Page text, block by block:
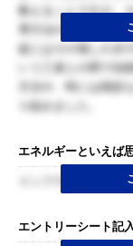
教えることですが、
導方法の改善計画を
徒にはその場しのぎ
いう三者との間で信
方法や、時には雑談
り組みました。
エネルギーといえば
エントリーシート記